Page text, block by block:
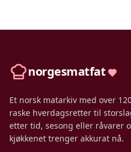
norgesmatfat
Et norsk matarkiv med over
raske hverdagsretter til
etter tid, sesong eller råvarer
kjøkkenet trenger akkurat nå.